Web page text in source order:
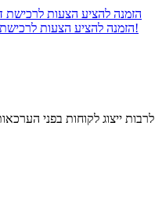
הזמנה להציע הצעות לרכישת דירה ברח' המליץ
הזמנה להציע הצעות לרכישת דירה ברחוב רשב"א 9, רחביה, ירושלים - חדש!
ייצוג לקוחות בפני